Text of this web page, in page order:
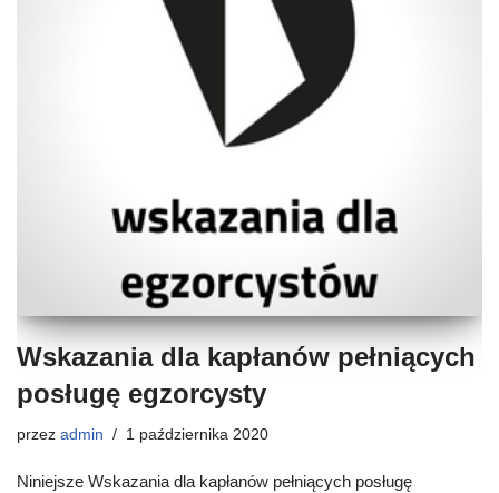
Wskazania dla kapłanów pełniących
posługę egzorcysty
przez admin 1 października 2020
Niniejsze Wskazania dla kapłanów pełniących posługę